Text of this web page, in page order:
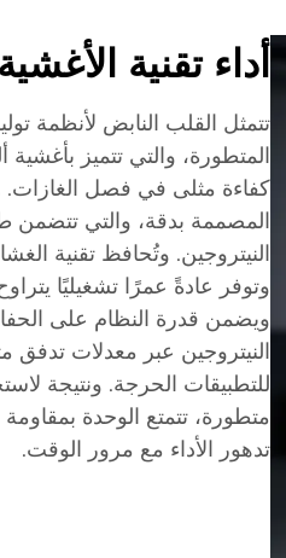
أداء تقنية
تتمثل القلب النابض لأنظمة
المتطورة، والتي تتميز
كفاءة مثلى في فصل الغازات.
المصممة بدقة، والتي تتضمن
النيتروجين. وتُحافظ تقنية
ويضمن قدرة النظام على
النيتروجين عبر معدلات تدفق
للتطبيقات الحرجة. ونتيجة
متطورة، تتمتع الوحدة بمقاومة
تدهور الأداء مع مرور الوقت.